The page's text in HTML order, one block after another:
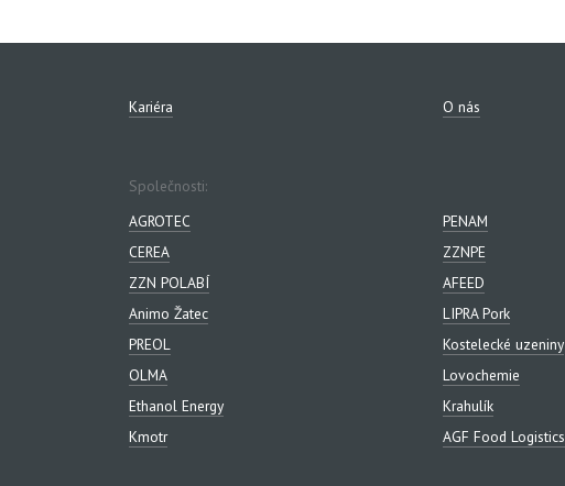
Kariéra O nás
Společnosti:
AGROTEC
PENAM
CEREA
ZZNPE
ZZN POLABÍ
AFEED
Animo Žatec
LIPRA Pork
PREOL
Kostelecké uzeniny
OLMA
Lovochemie
Ethanol Energy
Krahulík
Kmotr
AGF Food Logistics